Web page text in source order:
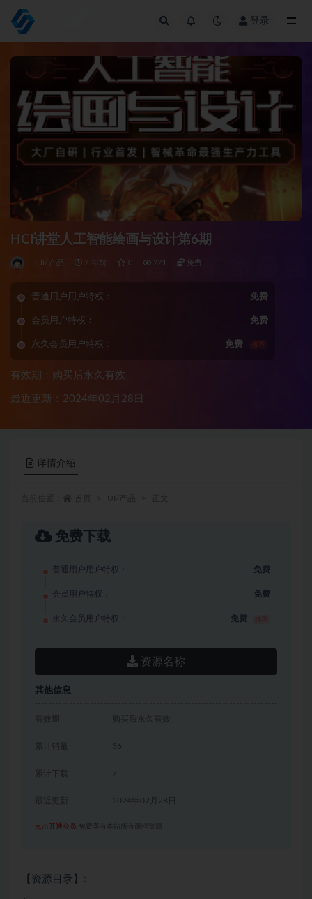
登录
HCI讲堂人工智能绘画与设计第6期
UI/产品 2 年前 0 221 免费
普通用户用户特权： 免费
会员用户特权： 免费
永久会员用户特权： 免费 推荐
有效期：购买后永久有效
最近更新：2024年02月28日
详情介绍
免费下载
普通用户用户特权： 免费
会员用户特权： 免费
永久会员用户特权： 免费
资源名称
其他信息
有效期 购买后永久有效
累计销量 36
累计下载 7
2024年02月28日
点击开通会员 免费享有本站所有课程资源
【资源目录】: